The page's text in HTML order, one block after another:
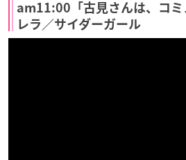
am11:00「古見さんは、コミ
レラ／サイダーガール